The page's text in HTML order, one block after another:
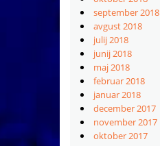
september 2018
avgust 2018
julij 2018
junij 2018
maj 2018
februar 2018
januar 2018
december 2017
november 2017
oktober 2017